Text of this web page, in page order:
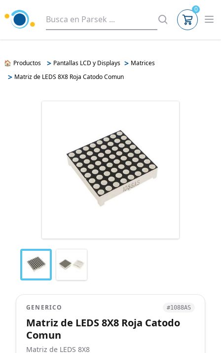
0
🏠 Productos > Pantallas LCD y Displays > Matrices
> Matriz de LEDS 8X8 Roja Catodo Comun
GENERICO #1088AS
Matriz de LEDS 8X8 Roja Catodo
Comun
Matriz de LEDS 8X8